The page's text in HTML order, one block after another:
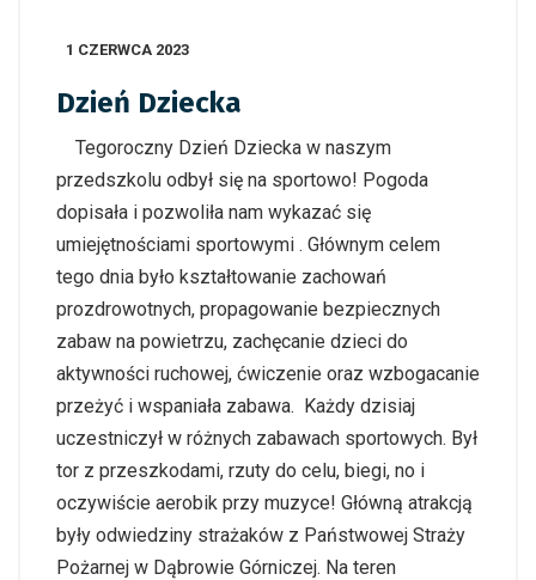
1 CZERWCA 2023
Dzień Dziecka
Tegoroczny Dzień Dziecka w naszym
przedszkolu odbył się na sportowo! Pogoda
dopisała i pozwoliła nam wykazać się
umiejętnościami sportowymi . Głównym celem
tego dnia było kształtowanie zachowań
prozdrowotnych, propagowanie bezpiecznych
zabaw na powietrzu, zachęcanie dzieci do
aktywności ruchowej, ćwiczenie oraz wzbogacanie
przeżyć i wspaniała zabawa. Każdy dzisiaj
uczestniczył w różnych zabawach sportowych. Był
tor z przeszkodami, rzuty do celu, biegi, no i
oczywiście aerobik przy muzyce! Główną atrakcją
były odwiedziny strażaków z Państwowej Straży
Pożarnej w Dąbrowie Górniczej. Na teren